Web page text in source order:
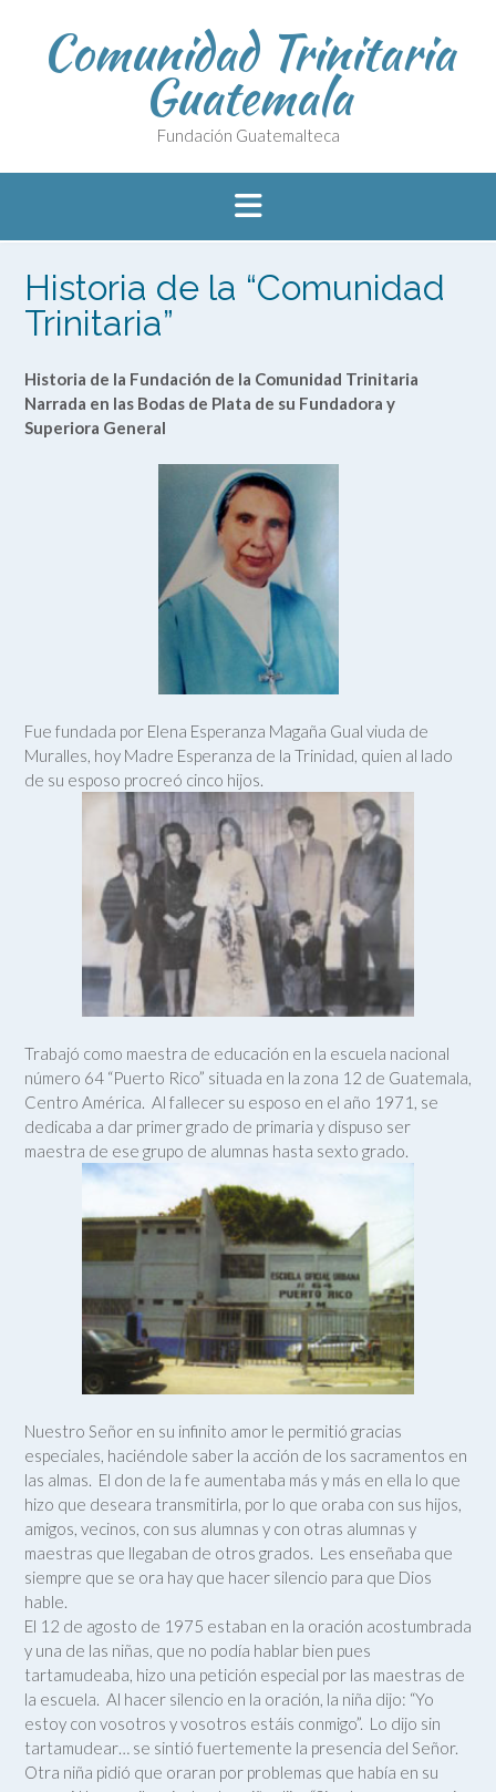
contentComunidad Trinitaria
Guatemala
Fundación Guatemalteca
Historia de la “Comunidad
Trinitaria”
Historia de la Fundación de la Comunidad Trinitaria
Narrada en las Bodas de Plata de su Fundadora y
Superiora General
Fue fundada por Elena Esperanza Magaña Gual viuda de
Muralles, hoy Madre Esperanza de la Trinidad, quien al lado
de su esposo procreó cinco hijos.
Trabajó como maestra de educación en la escuela nacional
número 64 “Puerto Rico” situada en la zona 12 de Guatemala,
Centro América. Al fallecer su esposo en el año 1971, se
dedicaba a dar primer grado de primaria y dispuso ser
maestra de ese grupo de alumnas hasta sexto grado.
Nuestro Señor en su infinito amor le permitió gracias
especiales, haciéndole saber la acción de los sacramentos en
las almas. El don de la fe aumentaba más y más en ella lo que
hizo que deseara transmitirla, por lo que oraba con sus hijos,
amigos, vecinos, con sus alumnas y con otras alumnas y
maestras que llegaban de otros grados. Les enseñaba que
siempre que se ora hay que hacer silencio para que Dios
hable.
El 12 de agosto de 1975 estaban en la oración acostumbrada
y una de las niñas, que no podía hablar bien pues
tartamudeaba, hizo una petición especial por las maestras de
la escuela. Al hacer silencio en la oración, la niña dijo: “Yo
estoy con vosotros y vosotros estáis conmigo”. Lo dijo sin
tartamudear… se sintió fuertemente la presencia del Señor.
Otra niña pidió que oraran por problemas que había en su